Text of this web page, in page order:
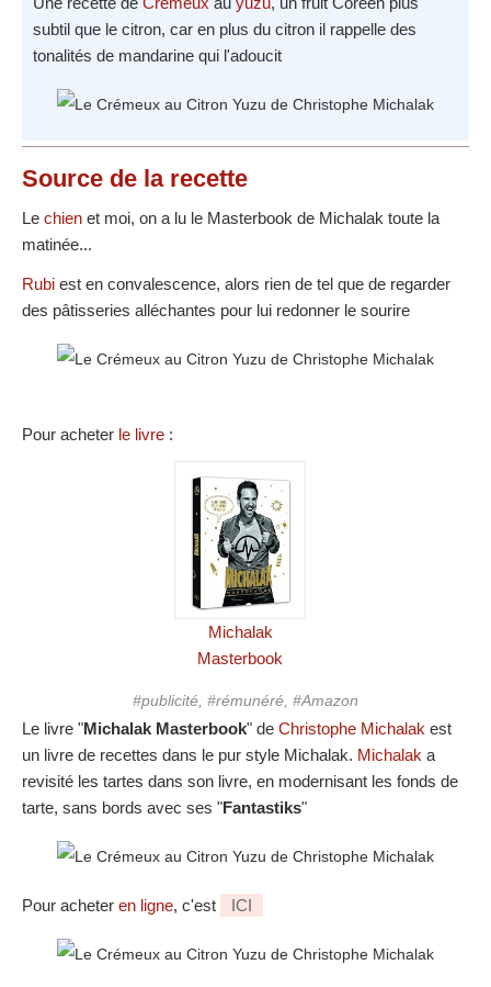
subtil que le citron, car en plus du citron il rappelle des
tonalités de mandarine qui l'adoucit
Source de la recette
Le chien et moi, on a lu le Masterbook de Michalak toute la
matinée...
Rubi est en convalescence, alors rien de tel que de regarder
des pâtisseries alléchantes pour lui redonner le sourire
Pour acheter le livre :
Michalak
Masterbook
#publicité, #rémunéré, #Amazon
Le livre "Michalak Masterbook" de Christophe Michalak est
un livre de recettes dans le pur style Michalak. Michalak a
revisité les tartes dans son livre, en modernisant les fonds de
tarte, sans bords avec ses "Fantastiks"
Pour acheter en ligne, c'est ICI